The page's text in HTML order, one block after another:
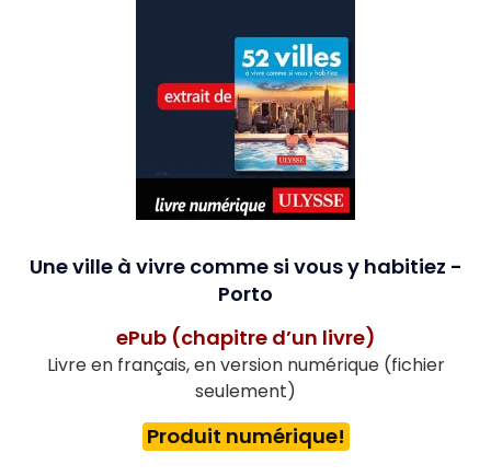
Une ville à vivre comme si vous y habitiez -
Porto
ePub (chapitre d’un livre)
Livre en français, en version numérique (fichier
seulement)
Produit numérique!